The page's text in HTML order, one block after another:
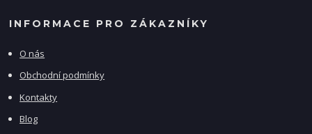
INFORMACE PRO ZÁKAZNÍKY
O nás
Obchodní podmínky
Kontakty
Blog